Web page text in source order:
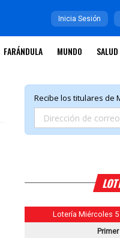
Inicia Sesión
FARÁNDULA MUNDO SALUD
Lotería Miércoles